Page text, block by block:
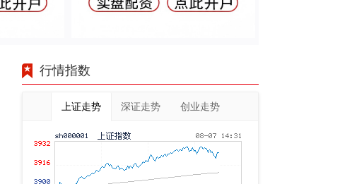
行情指数
上证走势 深证走势 创业走势